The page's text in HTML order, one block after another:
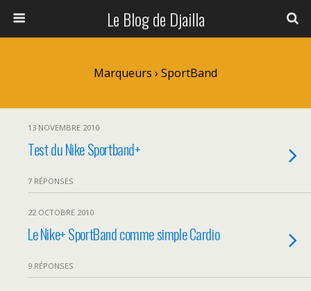
Le Blog de Djailla
Marqueurs › SportBand
13 NOVEMBRE 2010
Test du Nike Sportband+
7 RÉPONSES
22 OCTOBRE 2010
Le Nike+ SportBand comme simple Cardio
9 RÉPONSES